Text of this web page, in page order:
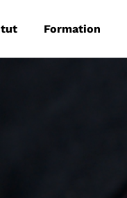
Formation